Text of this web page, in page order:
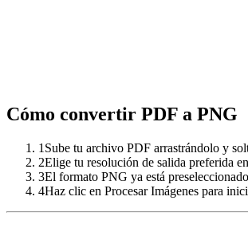
Cómo convertir PDF a PNG
1 Sube tu archivo PDF arrastrándolo y
2Elige tu resolución de salida preferida
3El formato PNG ya está
4Haz clic en Procesar Imágenes para